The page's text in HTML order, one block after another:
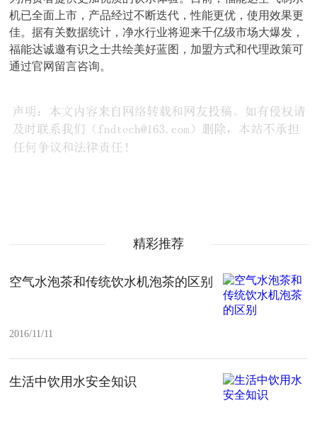
机已全面上市，产品经过不断迭代，性能更优，使用效果更
佳。据有关数据统计，净水行业将迎来千亿级市场大爆发，
福能达诚邀有识之士共绘美好蓝图，加盟方式和代理政策可
通过官网留言咨询。
精彩推荐
空气水泡茶和传统饮水机泡茶的区别
2016/11/11
生活中饮用水安全知识